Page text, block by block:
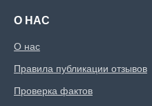
О НАС
О нас
Правила публикации отзывов
Проверка фактов